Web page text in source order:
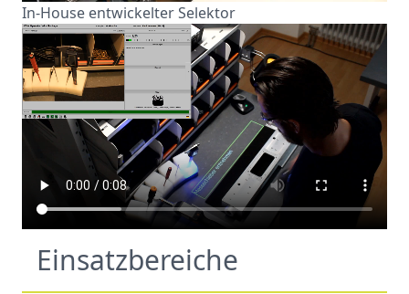
In-House entwickelter Selektor
Einsatzbereiche